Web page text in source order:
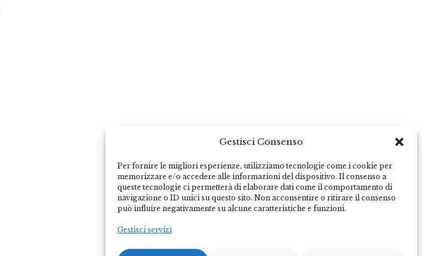
Gestisci Consenso
Per fornire le migliori esperienze, utilizziamo tecnologie come i cookie per
memorizzare e/o accedere alle informazioni del dispositivo. Il consenso a
queste tecnologie ci permetterà di elaborare dati come il comportamento di
navigazione o ID unici su questo sito. Non acconsentire o ritirare il consenso
può influire negativamente su alcune caratteristiche e funzioni.
Gestisci servizi